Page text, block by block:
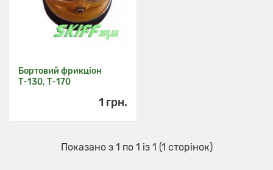
Бортовий фрикціон
Т-130, Т-170
1 грн.
Показано з 1 по 1 із 1 (1 сторінок)